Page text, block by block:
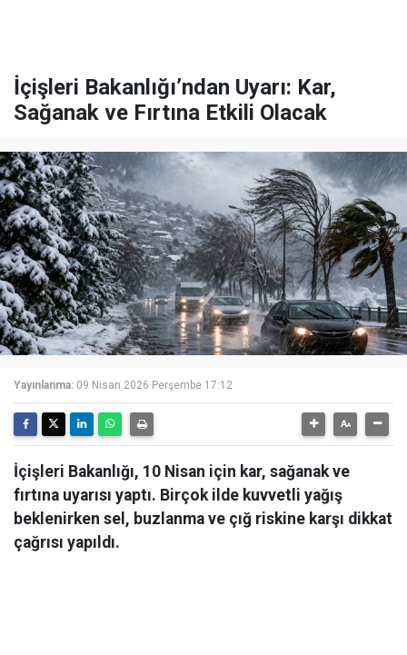
İçişleri Bakanlığı’ndan Uyarı: Kar,
Sağanak ve Fırtına Etkili Olacak
Yayınlanma: 09 Nisan 2026 Perşembe 17:12
İçişleri Bakanlığı, 10 Nisan için kar, sağanak ve
fırtına uyarısı yaptı. Birçok ilde kuvvetli yağış
beklenirken sel, buzlanma ve çığ riskine karşı dikkat
çağrısı yapıldı.